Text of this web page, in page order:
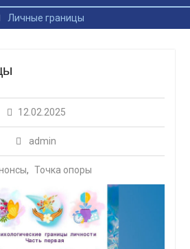
Личные границы
12.02.2025
admin
, Точка опоры